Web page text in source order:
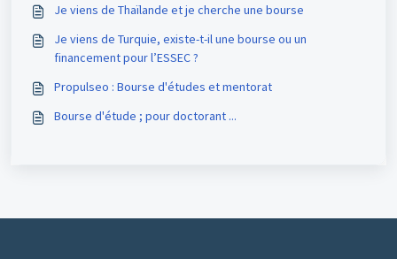
Je viens de Thaïlande et je cherche une bourse
Je viens de Turquie, existe-t-il une bourse ou un
financement pour l’ESSEC ?
Propulseo : Bourse d'études et mentorat
Bourse d'étude ; pour doctorant ...